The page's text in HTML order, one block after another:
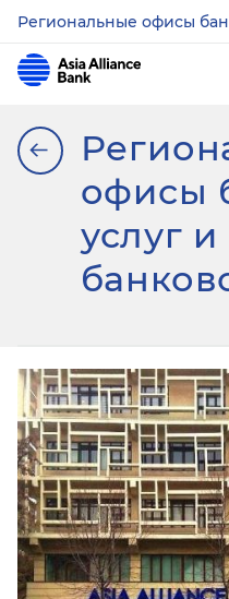
Региональные офисы
офисы
услуг